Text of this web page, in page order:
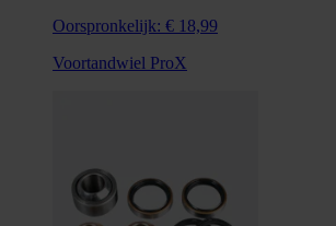
Oorspronkelijk: € 18,99
Voortandwiel ProX